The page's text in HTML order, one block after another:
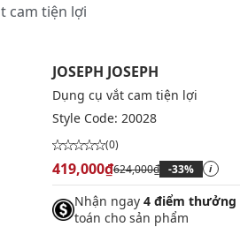
cam tiện lợi
JOSEPH JOSEPH
Dụng cụ vắt cam tiện lợi
Style Code: 20028
(0)
419,000₫624,000₫ -33% i
Nhận ngay 4 điểm thưởng
toán cho sản phẩm